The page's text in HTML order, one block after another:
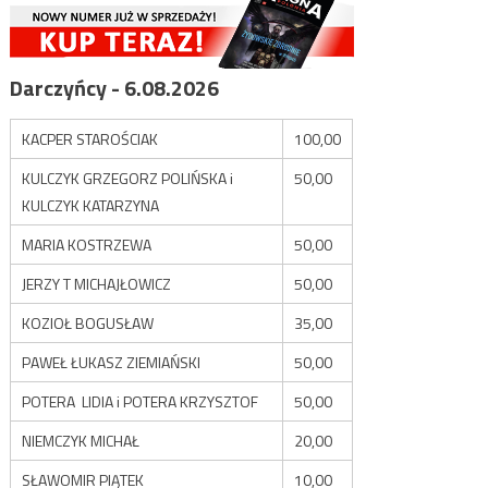
Darczyńcy - 6.08.2026
KACPER STAROŚCIAK
100,00
KULCZYK GRZEGORZ POLIŃSKA i
KULCZYK KATARZYNA
50,00
MARIA KOSTRZEWA
50,00
JERZY T MICHAJŁOWICZ
50,00
KOZIOŁ BOGUSŁAW
35,00
PAWEŁ ŁUKASZ ZIEMIAŃSKI
50,00
POTERA LIDIA i POTERA KRZYSZTOF
50,00
NIEMCZYK MICHAŁ
20,00
SŁAWOMIR PIĄTEK
10,00